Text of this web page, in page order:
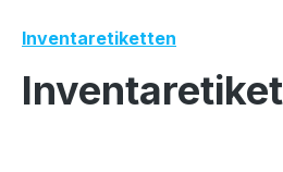
Inventaretiketten